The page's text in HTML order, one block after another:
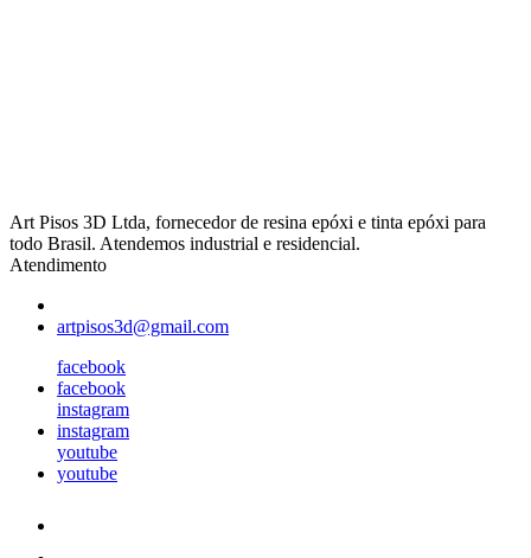
Art Pisos 3D Ltda, fornecedor de resina epóxi e tinta epóxi para
todo Brasil. Atendemos industrial e residencial.
Atendimento
artpisos3d@gmail.com
facebook
facebook
instagram
instagram
youtube
youtube